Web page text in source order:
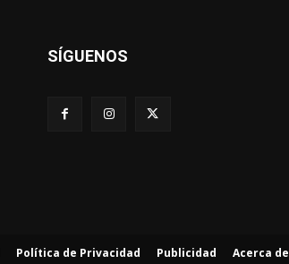
SÍGUENOS
Política de Privacidad Publicidad Acerca de